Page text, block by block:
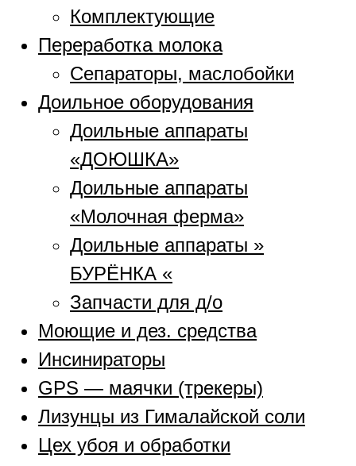
Комплектующие
Переработка молока
Сепараторы, маслобойки
Доильное оборудования
Доильные аппараты
«ДОЮШКА»
Доильные аппараты
«Молочная ферма»
Доильные аппараты »
БУРЁНКА «
Запчасти для д/о
Моющие и дез. средства
Инсинираторы
GPS — маячки (трекеры)
Лизунцы из Гималайской соли
Цех убоя и обработки